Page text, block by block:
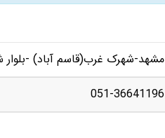
مشهد-شهرک غرب(قاسم آباد) -
051-36641196